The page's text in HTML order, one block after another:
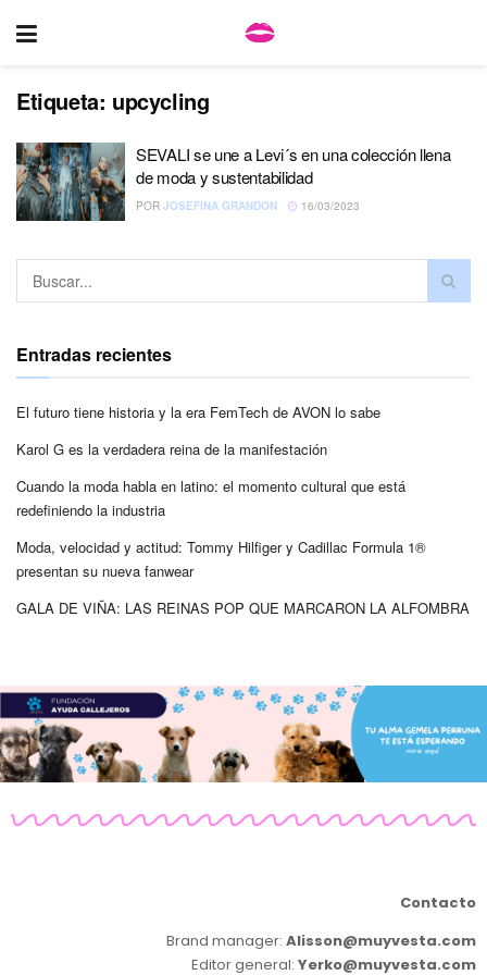
Etiqueta: upcycling
SEVALI se une a Levi´s en una colección llena
de moda y sustentabilidad
POR JOSEFINA GRANDON 16/03/2023
Entradas recientes
El futuro tiene historia y la era FemTech de AVON lo sabe
Karol G es la verdadera reina de la manifestación
Cuando la moda habla en latino: el momento cultural que está
redefiniendo la industria
Moda, velocidad y actitud: Tommy Hilfiger y Cadillac Formula 1®
presentan su nueva fanwear
GALA DE VIÑA: LAS REINAS POP QUE MARCARON LA ALFOMBRA
Contacto
Brand manager: Alisson@muyvesta.com
Editor general: Yerko@muyvesta.com